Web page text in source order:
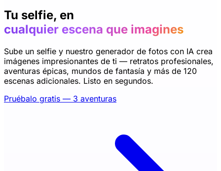
Tu selfie, en
cualquier escena que imagines
Sube un selfie y nuestro generador de fotos con IA crea
imágenes impresionantes de ti — retratos profesionales,
aventuras épicas, mundos de fantasía y más de 120
escenas adicionales. Listo en segundos.
Pruébalo gratis — 3 aventuras